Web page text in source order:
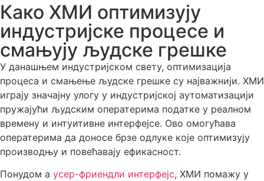
Како ХМИ оптимизују
индустријске процесе и
смањују људске грешке
У данашњем индустријском свету, оптимизација
процеса и смањење људске грешке су најважнији. ХМИ
играју значајну улогу у индустријској аутоматизацији
пружајући људским оператерима податке у реалном
времену и интуитивне интерфејсе. Ово омогућава
оператерима да доносе брзе одлуке које оптимизују
производњу и повећавају ефикасност.
Понудом а усер-фриендли интерфејс, ХМИ помажу у